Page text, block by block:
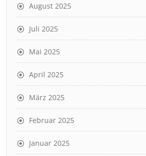
August 2025
Juli 2025
Mai 2025
April 2025
März 2025
Februar 2025
Januar 2025